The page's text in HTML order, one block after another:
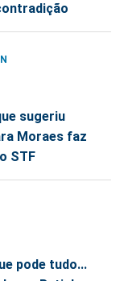
sugeriu
Moraes faz
STF
pode tudo...